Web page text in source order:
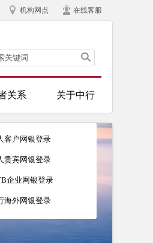
机构网点 在线客服
关系 关于中行
客户网银登录
贵宾网银登录
企业网银登录
海外网银登录